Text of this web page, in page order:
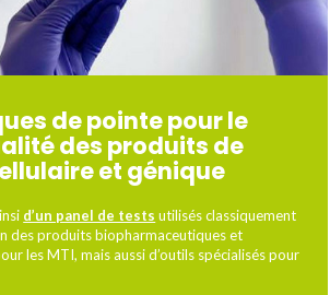
de pointe pour le
des produits de
et génique
d’un panel de tests utilisés classiquement
des produits biopharmaceutiques et
les MTI, mais aussi d’outils spécialisés pour